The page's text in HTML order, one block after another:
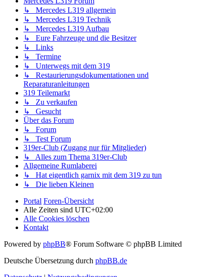
↳ Mercedes L319 allgemein
↳ Mercedes L319 Technik
↳ Mercedes L319 Aufbau
↳ Eure Fahrzeuge und die Besitzer
↳ Links
↳ Termine
↳ Unterwegs mit dem 319
↳ Restaurierungsdokumentationen und
Reparaturanleitungen
319 Teilemarkt
↳ Zu verkaufen
↳ Gesucht
Über das Forum
↳ Forum
↳ Test Forum
319er-Club (Zugang nur für Mitglieder)
↳ Alles zum Thema 319er-Club
Allgemeine Rumlaberei
↳ Hat eigentlich garnix mit dem 319 zu tun
↳ Die lieben Kleinen
Portal Foren-Übersicht
Alle Zeiten sind UTC+02:00
Alle Cookies löschen
Kontakt
Powered by phpBB® Forum Software © phpBB Limited
Deutsche Übersetzung durch phpBB.de